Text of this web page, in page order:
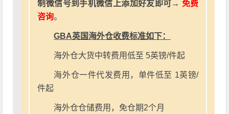
制微信号到手机微信上添加好友即可→ 免费
咨询。
GBA英国海外仓收费标准如下：
海外仓大货中转费用低至 5英镑/件起
海外仓一件代发费用，单件低至 1英镑/
件起
海外仓仓储费用，免仓期2个月